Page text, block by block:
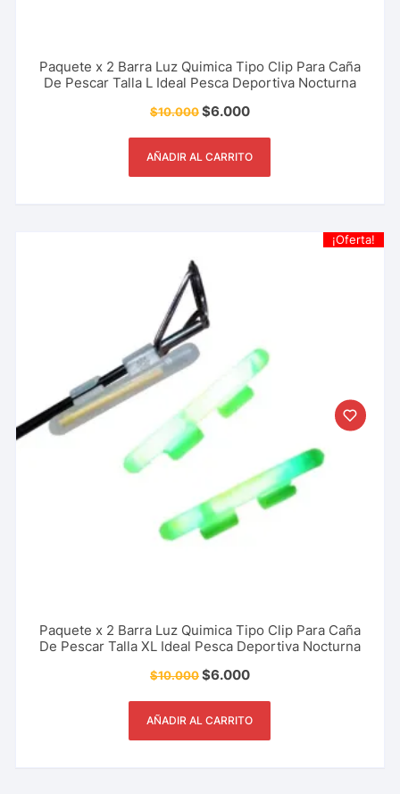
Paquete x 2 Barra Luz Quimica Tipo Clip Para Caña
De Pescar Talla L Ideal Pesca Deportiva Nocturna
$10.000$6.000
AÑADIR AL CARRITO
¡Oferta!
Paquete x 2 Barra Luz Quimica Tipo Clip Para Caña
De Pescar Talla XL Ideal Pesca Deportiva Nocturna
$10.000$6.000
AÑADIR AL CARRITO